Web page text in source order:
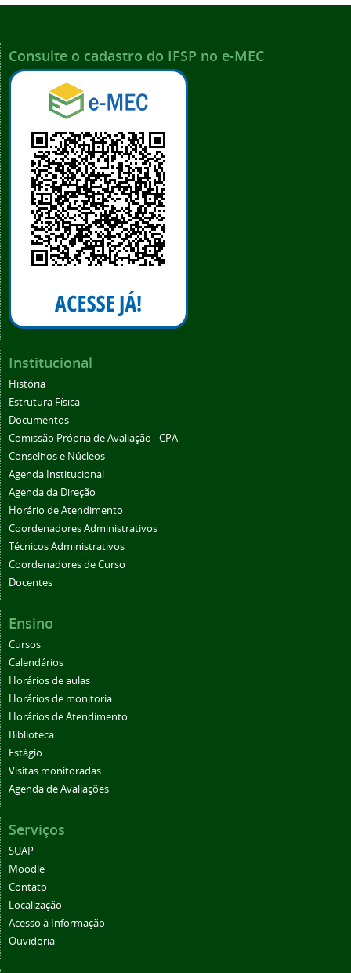
Consulte o cadastro do IFSP no e-MEC
Institucional
História
Estrutura Física
Documentos
Comissão Própria de Avaliação - CPA
Conselhos e Núcleos
Agenda Institucional
Agenda da Direção
Horário de Atendimento
Coordenadores Administrativos
Técnicos Administrativos
Coordenadores de Curso
Docentes
Ensino
Cursos
Calendários
Horários de aulas
Horários de monitoria
Horários de Atendimento
Biblioteca
Estágio
Visitas monitoradas
Agenda de Avaliações
Serviços
SUAP
Moodle
Contato
Localização
Acesso à Informação
Ouvidoria